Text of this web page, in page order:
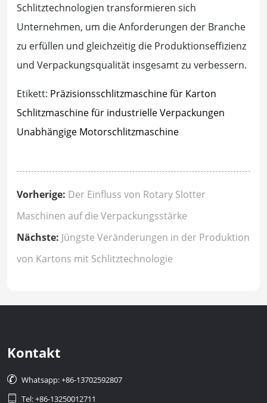
Schlitztechnologien transformieren sich
Unternehmen, um die Anforderungen der Branche
zu erfüllen und gleichzeitig die Produktionseffizienz
und Verpackungsqualität insgesamt zu verbessern.
Etikett: Präzisionsschlitzmaschine für Karton
Schlitzmaschine für industrielle Verpackungen
Unabhängige Motorschlitzmaschine
Vorherige: Der Einfluss von Rotary Slotter
Maschinen auf die Verpackungsstärke
Nächste: Jüngste Veränderungen in der Produktion
von Kartons mit Schlitztechnologie
Kontakt
 Whatsapp: +86-13702592807
 Tel: +86-13250012711